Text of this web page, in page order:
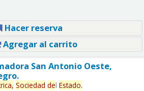
Hacer reserva
Agregar al carrito
San Antonio Oeste,
Sociedad del Estado.